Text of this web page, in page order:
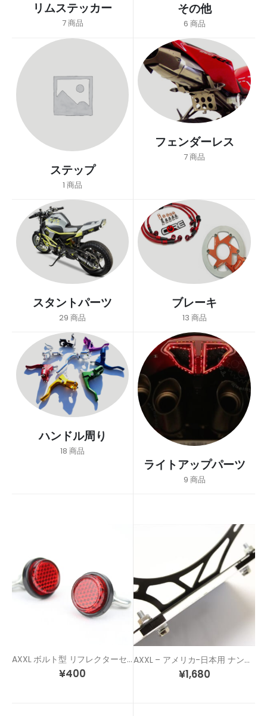
リムステッカー
7商品
その他
6 商品
ステップ
1 商品
フェンダーレス
7商品
スタントパーツ
29 商品
ブレーキ
13 商品
ハンドル周り
18 商品
ライトアップパーツ
9 商品
AXXL ボルト型 リフレクターセット
¥400
AXXL – アメリカ-日本用 ナンバー穴 変換ステーキット
¥1,680